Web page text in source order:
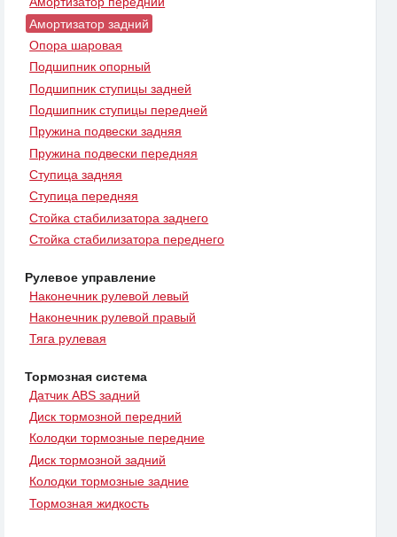
Амортизатор задний
Опора шаровая
Подшипник опорный
Подшипник ступицы задней
Подшипник ступицы передней
Пружина подвески задняя
Пружина подвески передняя
Ступица задняя
Ступица передняя
Стойка стабилизатора заднего
Стойка стабилизатора переднего
Рулевое управление
Наконечник рулевой левый
Наконечник рулевой правый
Тяга рулевая
Тормозная система
Датчик ABS задний
Диск тормозной передний
Колодки тормозные передние
Диск тормозной задний
Колодки тормозные задние
Тормозная жидкость